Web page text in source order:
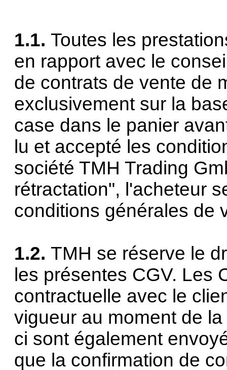
1.1. Toutes les
en rapport avec le
de contrats de vente de
exclusivement sur la
case dans le panier
lu et accepté les
société TMH Trading
rétractation", l'acheteur
conditions générales de
1.2. TMH se réserve le
les présentes CGV. Les
contractuelle avec le
vigueur au moment de
ci sont également
que la confirmation de